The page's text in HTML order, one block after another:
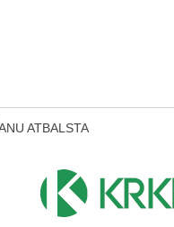
ATBALSTA